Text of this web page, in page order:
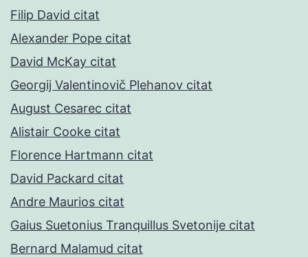
Filip David citat
Alexander Pope citat
David McKay citat
Georgij Valentinovič Plehanov citat
August Cesarec citat
Alistair Cooke citat
Florence Hartmann citat
David Packard citat
Andre Maurios citat
Gaius Suetonius Tranquillus Svetonije citat
Bernard Malamud citat